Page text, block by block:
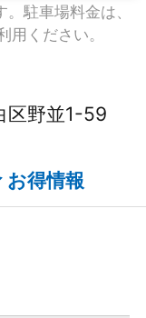
駐車場料金は、
ください。
区野並1-59
お得情報